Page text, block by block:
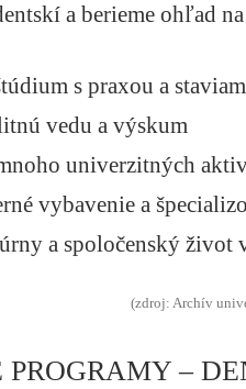
a berieme ohľad
s praxou a
vedu a výskum
univerzitných
vybavenie a
a spoločenský život
(zdroj: Archív
PROGRAMY –